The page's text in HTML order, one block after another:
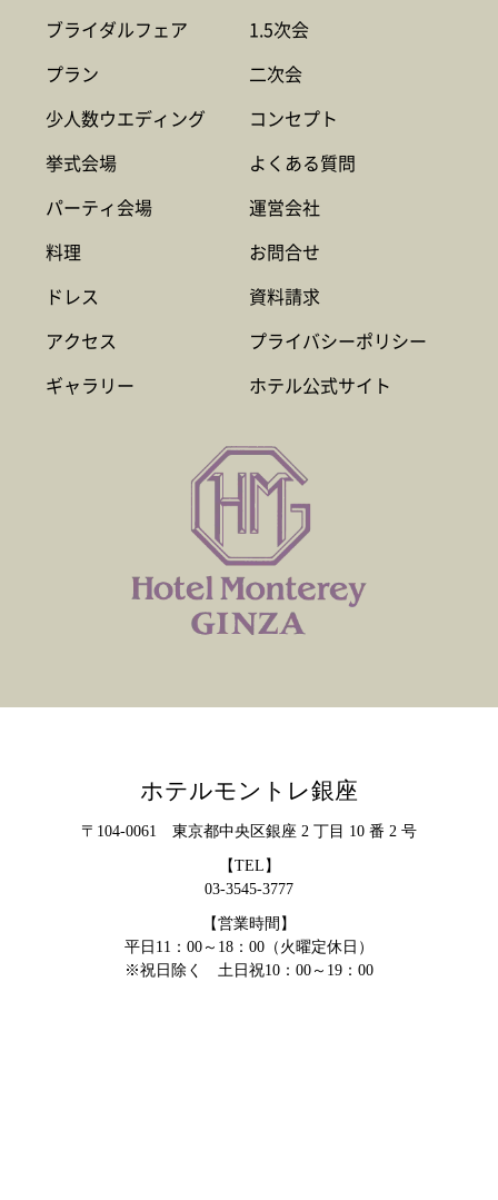
ブライダルフェア
プラン
少人数ウエディング
挙式会場
パーティ会場
料理
ドレス
アクセス
ギャラリー
1.5次会
二次会
コンセプト
よくある質問
運営会社
お問合せ
資料請求
プライバシーポリシー
ホテル公式サイト
ホテルモントレ銀座
〒104-0061 東京都中央区銀座 2 丁目 10 番 2 号
【TEL】
03-3545-3777
【営業時間】
平日11：00～18：00（火曜定休日）
※祝日除く 土日祝10：00～19：00